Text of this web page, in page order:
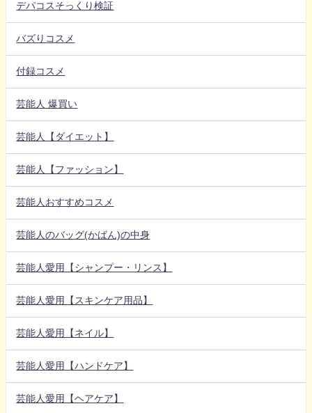
デパコスそっくり検証
バズりコスメ
付録コスメ
芸能人 爆買い
芸能人【ダイエット】
芸能人【ファッション】
芸能人おすすめコスメ
芸能人のバッグ(かばん)の中身
芸能人愛用【シャンプー・リンス】
芸能人愛用【スキンケア用品】
芸能人愛用【ネイル】
芸能人愛用【ハンドケア】
芸能人愛用【ヘアケア】